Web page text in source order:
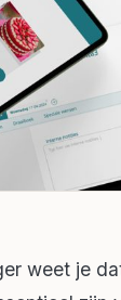
weet je